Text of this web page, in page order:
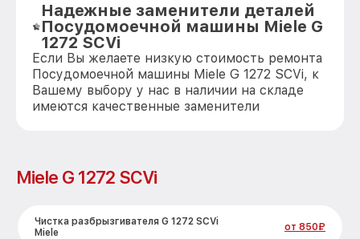
Надежные заменители деталей
Посудомоечной машины Miele G
1272 SCVi
Если Вы желаете низкую стоимость ремонта
Посудомоечной машины Miele G 1272 SCVi, к
Вашему выбору у нас в наличии на складе
имеются качественные заменители
Miele G 1272 SCVi
Чистка разбрызгивателя G 1272 SCVi
Miele
от 850₽